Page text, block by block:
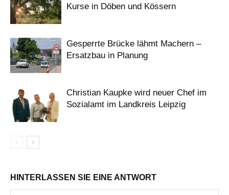
Kurse in Döben und Kössern
Gesperrte Brücke lähmt Machern –
Ersatzbau in Planung
Christian Kaupke wird neuer Chef im
Sozialamt im Landkreis Leipzig
HINTERLASSEN SIE EINE ANTWORT